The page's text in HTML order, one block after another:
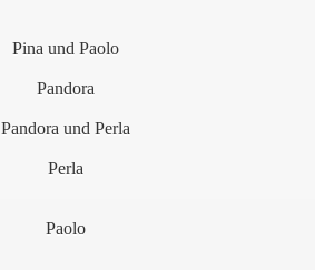
Pina und Paolo
Pandora
Pandora und Perla
Perla
Paolo